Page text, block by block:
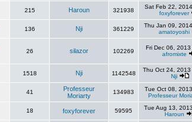
215 Haroun 321938
Sat Feb 22,
foxyforever
136 Nji 361229
Thu Jan 09,
amatoyoshi
26 silazor 102269
Fri Dec 06,
afromixte
1518 Nji 1142548
Thu Oct 24, 2013
Nji
41
Professeur
Moriarty
134983
Tue Oct 08,
Professeur
18 foxyforever 59595
Tue Aug 13,
Haroun